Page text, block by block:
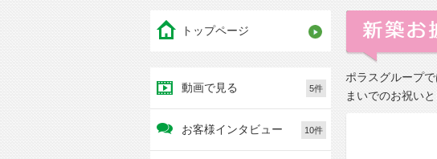
ポラスグループ
まいでのお祝い
トップページ
動画で見る 5件
お客様インタビュー 10件